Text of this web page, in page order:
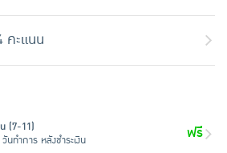
คะแนน
(7-11)
ทำการ หลังชำระเงิน
ฟรี